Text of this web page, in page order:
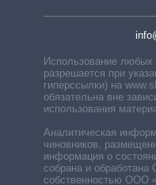
Использование любых
разрешается при
гиперссылки) на
обязательна вне
использования
Аналитическая
чиновников,
информация о
собрана и
собственностью ООО